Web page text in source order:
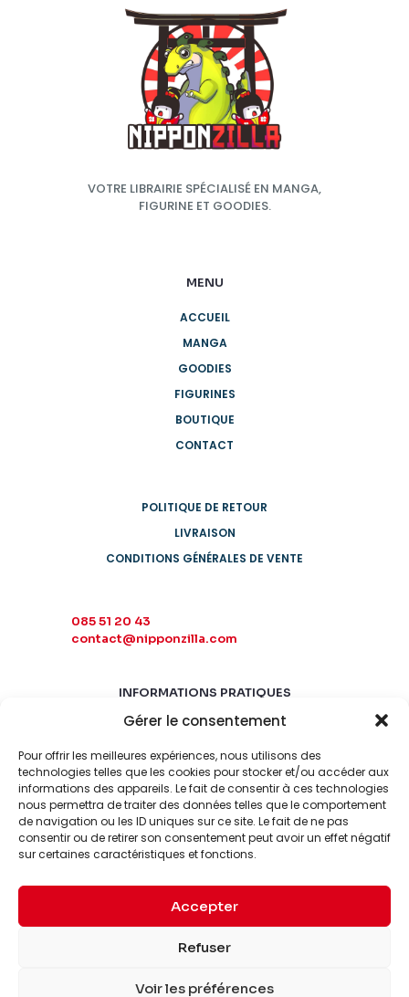
Gérer le consentement
Pour offrir les meilleures expériences, nous utilisons des
technologies telles que les cookies pour stocker et/ou accéder aux
informations des appareils. Le fait de consentir à ces technologies
nous permettra de traiter des données telles que le comportement
de navigation ou les ID uniques sur ce site. Le fait de ne pas
consentir ou de retirer son consentement peut avoir un effet négatif
sur certaines caractéristiques et fonctions.
Accepter
Refuser
Voir les préférences
VOTRE LIBRAIRIE SPÉCIALISÉ EN MANGA,
FIGURINE ET GOODIES.
MENU
ACCUEIL
MANGA
GOODIES
FIGURINES
BOUTIQUE
CONTACT
POLITIQUE DE RETOUR
LIVRAISON
CONDITIONS GÉNÉRALES DE VENTE
085 51 20 43
contact@nipponzilla.com
INFORMATIONS PRATIQUES
MARDI-SAMEDI
LUNDI-DIMANCHE
FERMÉ
© 2026 Nipponzilla. Tous
Mentions